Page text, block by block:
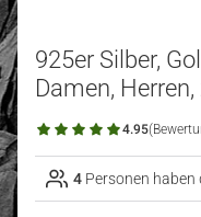
925er Silber,
Damen,
4.95
4 Personen